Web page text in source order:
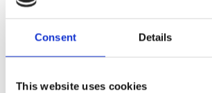
Consent Details
This website uses cookies
Cablu cu clește pentru masă
Perie și ciocănel pentru zgură
Pistolet CUT complet, cablu 4m
Manometru presiune
Accesorii conectare compresor